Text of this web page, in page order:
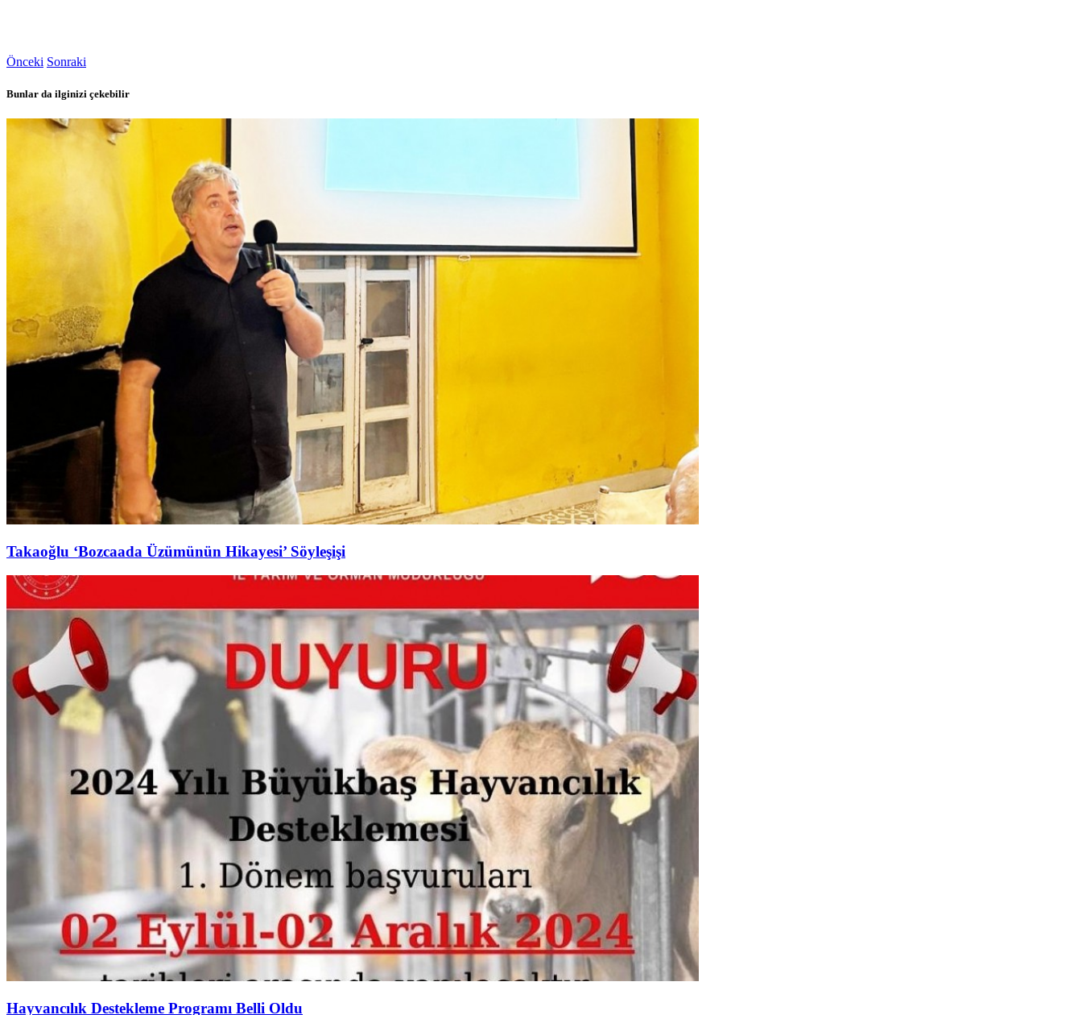
Önceki Sonraki
Bunlar da ilginizi çekebilir
Takaoğlu ‘Bozcaada Üzümünün Hikayesi’ Söyleşişi
Hayvancılık Destekleme Programı Belli Oldu